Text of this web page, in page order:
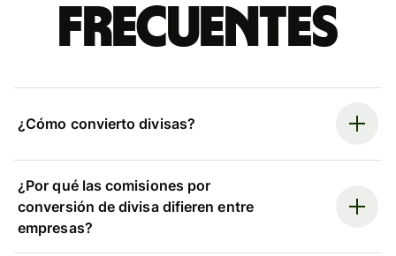
frecuentes
¿Cómo convierto divisas?
¿Por qué las comisiones por
conversión de divisa difieren entre
empresas?